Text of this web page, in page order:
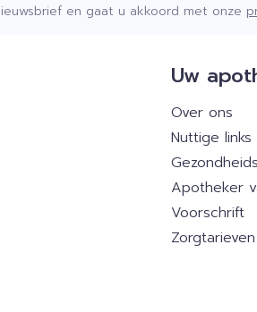
en gaat u akkoord met onze
Uw
Over ons
Nuttige links
Apotheker
Voorschrift
Zorgtarieven